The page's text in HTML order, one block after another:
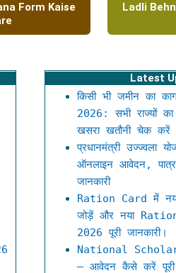
Form Kaise
Ladli
Latest
किसी भी जमीन का
2026: सभी राज्यों
खसरा खतौनी चेक करें
प्रधानमंत्री उज्ज्वला
ऑनलाइन आवेदन,
जानकारी
Ration Card में
जोड़ें और नया
2026 पूरी जानकारी।
National
– आवेदन कैसे करें पूरी